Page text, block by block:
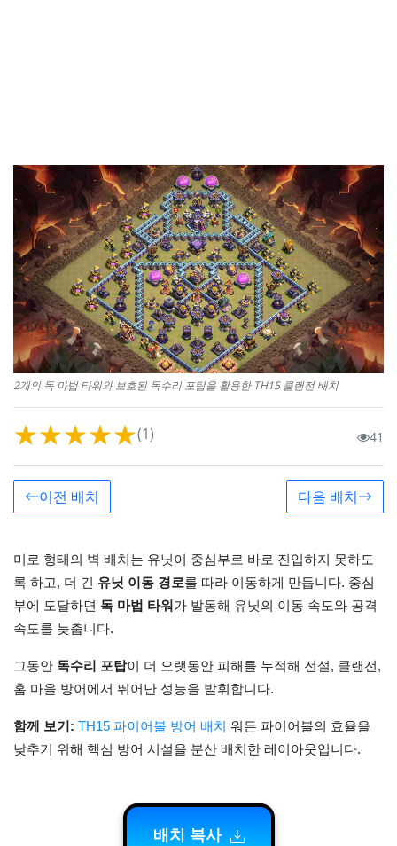
2개의 독 마법 타워와 보호된 독수리 포탑을 활용한 TH15 클랜전 배치
★★★★★(1) 41
이전 배치 다음 배치
미로 형태의 벽 배치는 유닛이 중심부로 바로 진입하지 못하도
록 하고, 더 긴 유닛 이동 경로를 따라 이동하게 만듭니다. 중심
부에 도달하면 독 마법 타워가 발동해 유닛의 이동 속도와 공격
속도를 늦춥니다.
그동안 독수리 포탑이 더 오랫동안 피해를 누적해 전설, 클랜전,
홈 마을 방어에서 뛰어난 성능을 발휘합니다.
함께 보기: TH15 파이어볼 방어 배치 워든 파이어볼의 효율을
낮추기 위해 핵심 방어 시설을 분산 배치한 레이아웃입니다.
배치 복사